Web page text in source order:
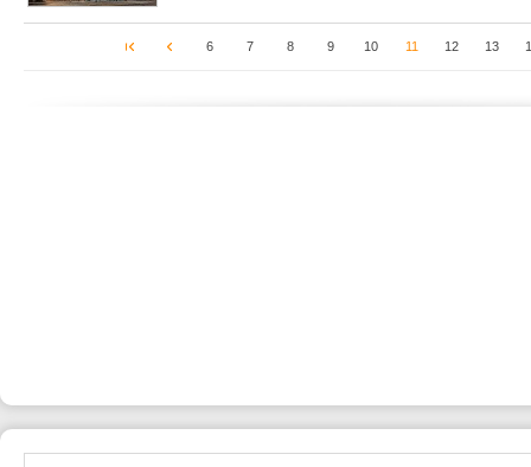
6 7 8 9 10 11 12 13